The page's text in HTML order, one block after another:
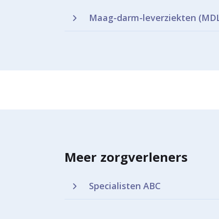
Maag-darm-leverziekten
Meer zorgverleners
Specialisten ABC